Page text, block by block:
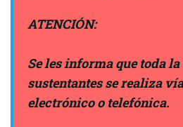
ATENCIÓN:
Se les informa que toda
sustentantes se realiza
electrónico o telefónica.